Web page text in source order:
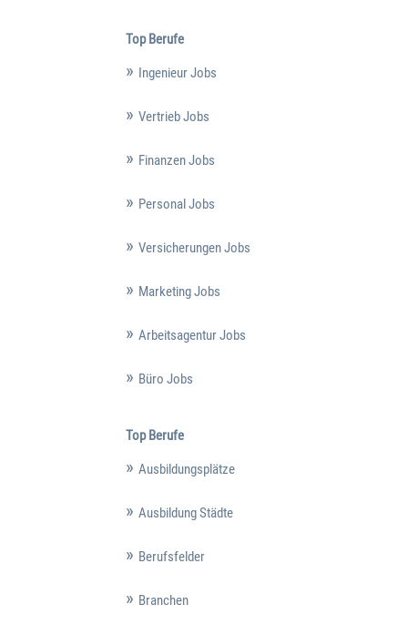
Top Berufe
Ingenieur Jobs
Vertrieb Jobs
Finanzen Jobs
Personal Jobs
Versicherungen Jobs
Marketing Jobs
Arbeitsagentur Jobs
Büro Jobs
Top Berufe
Ausbildungsplätze
Ausbildung Städte
Berufsfelder
Branchen